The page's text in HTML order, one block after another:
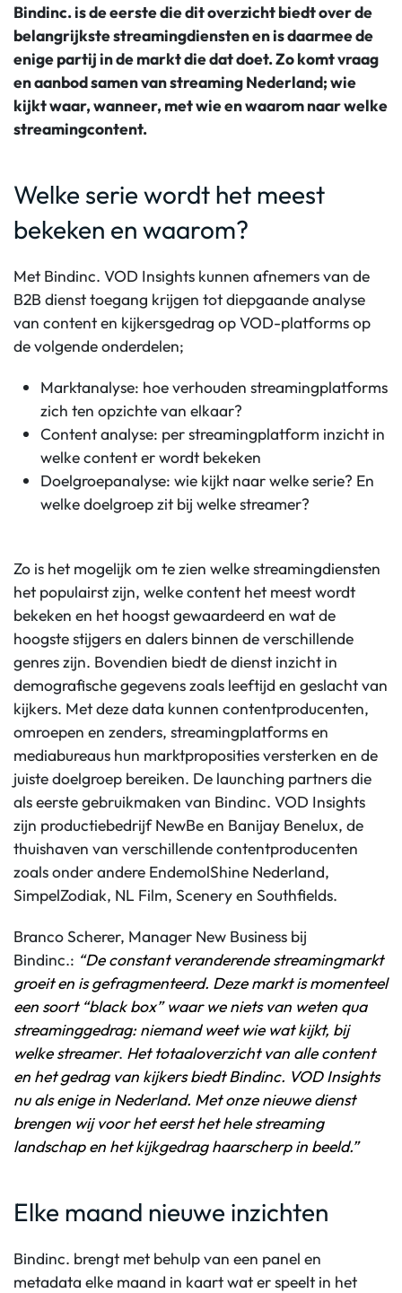
Bindinc. is de eerste die dit overzicht biedt over de
belangrijkste streamingdiensten en is daarmee de
enige partij in de markt die dat doet. Zo komt vraag
en aanbod samen van streaming Nederland; wie
kijkt waar, wanneer, met wie en waarom naar welke
streamingcontent.
Welke serie wordt het meest
bekeken en waarom?
Met Bindinc. VOD Insights kunnen afnemers van de
B2B dienst toegang krijgen tot diepgaande analyse
van content en kijkersgedrag op VOD-platforms op
de volgende onderdelen;
Marktanalyse: hoe verhouden streamingplatforms
zich ten opzichte van elkaar?
Content analyse: per streamingplatform inzicht in
welke content er wordt bekeken
Doelgroepanalyse: wie kijkt naar welke serie? En
welke doelgroep zit bij welke streamer?
Zo is het mogelijk om te zien welke streamingdiensten
het populairst zijn, welke content het meest wordt
bekeken en het hoogst gewaardeerd en wat de
hoogste stijgers en dalers binnen de verschillende
genres zijn. Bovendien biedt de dienst inzicht in
demografische gegevens zoals leeftijd en geslacht van
kijkers. Met deze data kunnen contentproducenten,
omroepen en zenders, streamingplatforms en
mediabureaus hun marktproposities versterken en de
juiste doelgroep bereiken. De launching partners die
als eerste gebruikmaken van Bindinc. VOD Insights
zijn productiebedrijf NewBe en Banijay Benelux, de
thuishaven van verschillende contentproducenten
zoals onder andere EndemolShine Nederland,
SimpelZodiak, NL Film, Scenery en Southfields.
Branco Scherer, Manager New Business bij
Bindinc.: “De constant veranderende streamingmarkt
groeit en is gefragmenteerd. Deze markt is momenteel
een soort “black box” waar we niets van weten qua
streaminggedrag: niemand weet wie wat kijkt, bij
welke streamer. Het totaaloverzicht van alle content
en het gedrag van kijkers biedt Bindinc. VOD Insights
nu als enige in Nederland. Met onze nieuwe dienst
brengen wij voor het eerst het hele streaming
landschap en het kijkgedrag haarscherp in beeld.”
Elke maand nieuwe inzichten
Bindinc. brengt met behulp van een panel en
metadata elke maand in kaart wat er speelt in het